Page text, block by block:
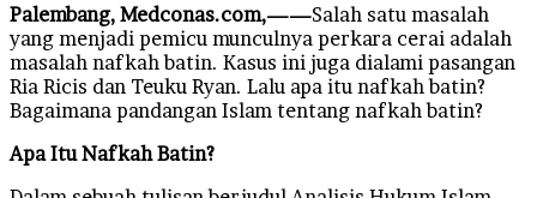
Palembang, Medconas.com,——Salah satu masalah
yang menjadi pemicu munculnya perkara cerai adalah
masalah nafkah batin. Kasus ini juga dialami pasangan
Ria Ricis dan Teuku Ryan. Lalu apa itu nafkah batin?
Bagaimana pandangan Islam tentang nafkah batin?
Apa Itu Nafkah Batin?